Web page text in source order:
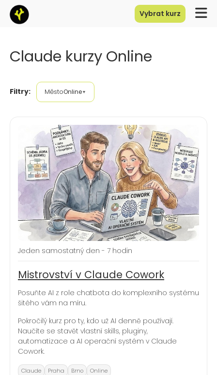
Vybrat kurz
Claude kurzy Online
Filtry: MěstoOnline▼
Jeden samostatný den - 7 hodin
Mistrovství v Claude Cowork
Posuňte AI z role chatbota do komplexního systému
šitého vám na míru.
Pokročilý kurz pro ty, kdo už AI denně používají.
Naučíte se stavět vlastní skills, pluginy,
automatizace a AI operační systém v Claude
Cowork.
Claude Praha Brno Online